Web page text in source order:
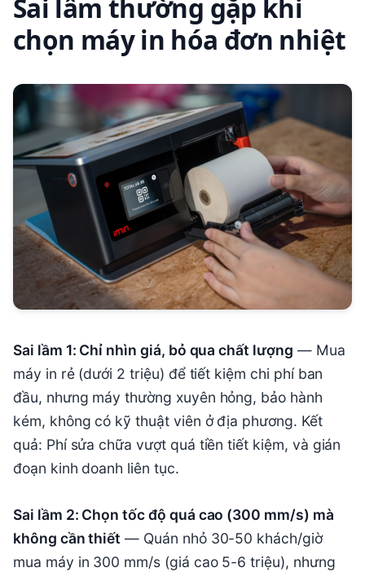
Sai lầm thường gặp khi
chọn máy in hóa đơn nhiệt
Sai lầm 1: Chỉ nhìn giá, bỏ qua chất lượng — Mua
máy in rẻ (dưới 2 triệu) để tiết kiệm chi phí ban
đầu, nhưng máy thường xuyên hỏng, bảo hành
kém, không có kỹ thuật viên ở địa phương. Kết
quả: Phí sửa chữa vượt quá tiền tiết kiệm, và gián
đoạn kinh doanh liên tục.
Sai lầm 2: Chọn tốc độ quá cao (300 mm/s) mà
không cần thiết — Quán nhỏ 30-50 khách/giờ
mua máy in 300 mm/s (giá cao 5-6 triệu), nhưng